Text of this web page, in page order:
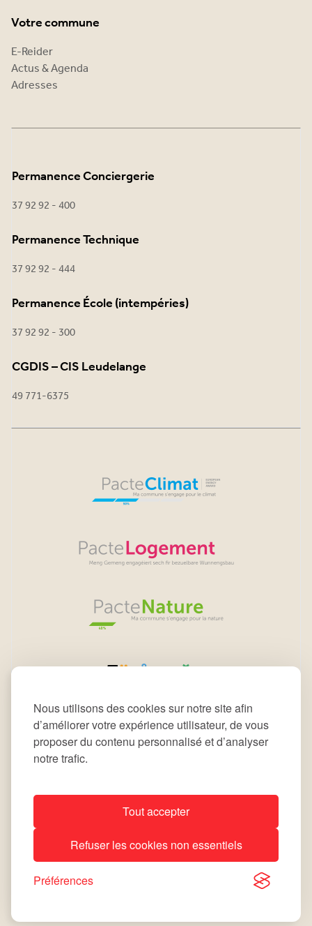
Nous utilisons des cookies sur notre site afin
d’améliorer votre expérience utilisateur, de vous
proposer du contenu personnalisé et d’analyser
notre trafic.
Tout accepter
Refuser les cookies non essentiels
Préférences
Votre commune
E-Reider
Actus & Agenda
Adresses
Permanence Conciergerie
37 92 92 - 400
Permanence Technique
37 92 92 - 444
Permanence École (intempéries)
37 92 92 - 300
CGDIS – CIS Leudelange
49 771-6375
All rights reserved © 2026 Commune de Leudelange